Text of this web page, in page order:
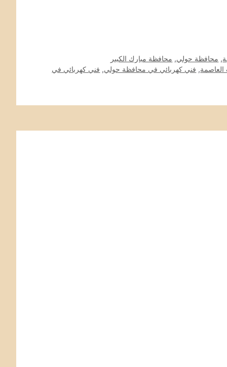
, محافظة حولي, محافظة مبارك الكبير
, فني كهربائي في محافظة حولي, فني كهربائي في